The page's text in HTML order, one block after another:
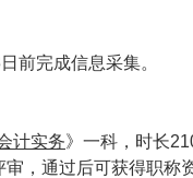
前完成信息采集。
计实务》一科，时长
审，通过后可获得职称